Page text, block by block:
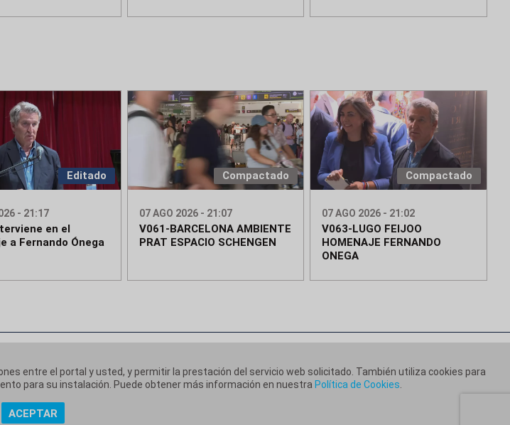
Editado
- 21:17
en el
a Fernando Ónega
Compactado
07 AGO 2026 - 21:07
V061-BARCELONA AMBIENTE
PRAT ESPACIO SCHENGEN
Compactado
07 AGO 2026 - 21:02
V063-LUGO FEIJOO
HOMENAJE FERNANDO
ONEGA
entre el portal y usted, y permitir la prestación del servicio web solicitado. También utiliza cookies para
para su instalación. Puede obtener más información en nuestra Política de Cookies
ACEPTAR